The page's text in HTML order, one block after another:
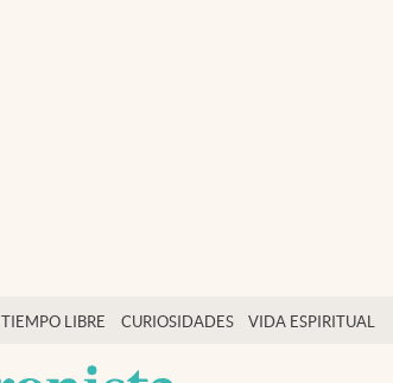
TIEMPO LIBRE CURIOSIDADES VIDA ESPIRITUAL